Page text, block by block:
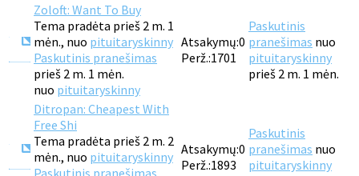
Zoloft: Want To Buy
Tema pradėta prieš 2 m. 1
mėn., nuo pituitaryskinny
Paskutinis pranešimas
prieš 2 m. 1 mėn.
nuo pituitaryskinny
Atsakymų:0
Perž.:1701
Paskutinis
pranešimas nuo
pituitaryskinny
prieš 2 m. 1 mėn.
Ditropan: Cheapest With
Free Shi
Tema pradėta prieš 2 m. 2
mėn., nuo pituitaryskinny Atsakymų:0
Perž.:1893
Paskutinis
pranešimas nuo
pituitaryskinny